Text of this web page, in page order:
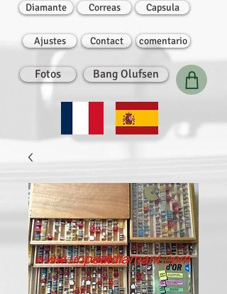
Diamante Correas Capsula
Ajustes Contact comentario
Fotos Bang Olufsen